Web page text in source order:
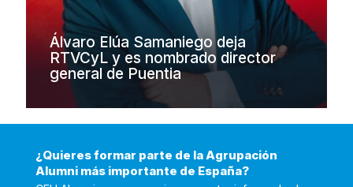
Álvaro Elúa Samaniego deja
RTVCyL y es nombrado director
general de Puentia
¿Quieres formar parte de la Agrupación
Alumni más importante de España?